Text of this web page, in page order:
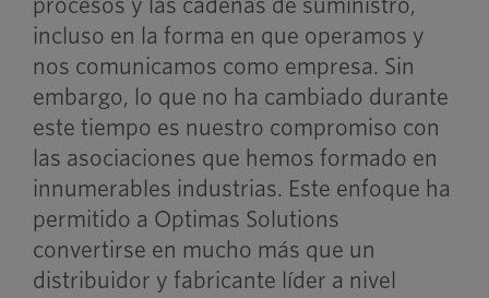
procesos y las cadenas de suministro,
incluso en la forma en que operamos y
nos comunicamos como empresa. Sin
embargo, lo que no ha cambiado durante
este tiempo es nuestro compromiso con
las asociaciones que hemos formado en
innumerables industrias. Este enfoque ha
permitido a Optimas Solutions
convertirse en mucho más que un
distribuidor y fabricante líder a nivel